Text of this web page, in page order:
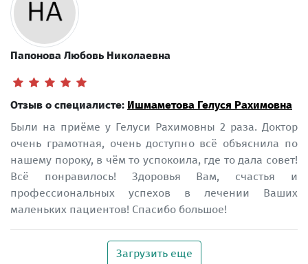
Папонова Любовь Николаевна
Отзыв о специалисте: Ишмаметова Гелуся Рахимовна
Были на приёме у Гелуси Рахимовны 2 раза. Доктор
очень грамотная, очень доступно всё объяснила по
нашему пороку, в чём то успокоила, где то дала совет!
Всё понравилось! Здоровья Вам, счастья и
профессиональных успехов в лечении Ваших
маленьких пациентов! Спасибо большое!
Загрузить еще